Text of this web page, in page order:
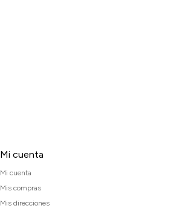
Mi cuenta
Mi cuenta
Mis compras
Mis direcciones